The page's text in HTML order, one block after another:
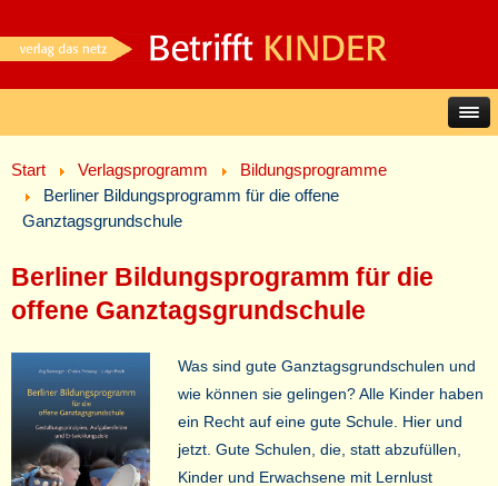
Start Verlagsprogramm
Bildungsprogramme
Berliner Bildungsprogramm für die offene
Ganztagsgrundschule
Berliner Bildungsprogramm für die
offene Ganztagsgrundschule
Was sind gute Ganztagsgrundschulen und
wie können sie gelingen? Alle Kinder haben
ein Recht auf eine gute Schule. Hier und
jetzt. Gute Schulen, die, statt abzufüllen,
Kinder und Erwachsene mit Lernlust